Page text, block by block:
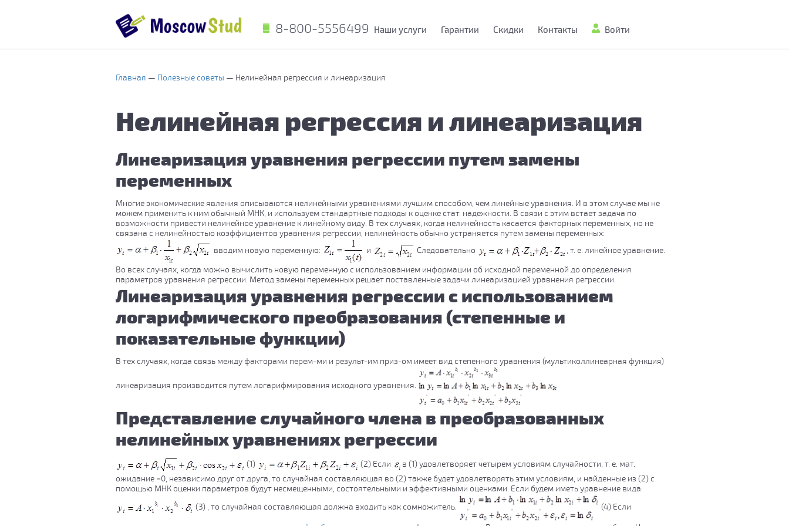
Наши услуги Гарантии Скидки Контакты Войти
8-800-5556499
Главная Полезные советы Нелинейная регрессия и линеаризация
Нелинейная регрессия и линеаризация
Линеаризация уравнения регрессии путем замены
переменных
Многие экономические явления описываются нелинейными уравнениями лучшим способом, чем линейные уравнения. И в этом случае мы не
можем применить к ним обычный МНК, и используем стандартные подходы к оценке стат. надежности. В связи с этим встает задача по
возможности привести нелинейное уравнение к линейному виду. В тех случаях, когда нелинейность касается факторных переменных, но не
связана с нелинейностью коэффициентов уравнения регрессии, нелинейность обычно устраняется путем замены переменных:
вводим новую переменную:
и Следовательно
, т. е. линейное уравнение.
Во всех случаях, когда можно вычислить новую переменную с использованием информации об исходной переменной до определения
параметров уравнения регрессии. Метод замены переменных решает поставленные задачи линеаризацией уравнения регрессии.
Линеаризация уравнения регрессии с использованием
логарифмического преобразования (степенные и
показательные функции)
В тех случаях, когда связь между факторами перем-ми и результ-им приз-ом имеет вид степенного уравнения (мультиколлинеарная функция)
линеаризация производится путем логарифмирования исходного уравнения.
Представление случайного члена в преобразованных
нелинейных уравнениях регрессии
(1) (2) Если
в (1) удовлетворяет четырем условиям случайности, т. е. мат.
ожидание =0, независимо друг от друга, то случайная составляющая во (2) также будет удовлетворять этим условиям, и найденные из (2) с
помощью МНК оценки параметров будут несмещенными, состоятельными и эффективными оценками. Если будем иметь уравнение вида:
(3) , то случайная составляющая должна входить как сомножитель.
(4) Если